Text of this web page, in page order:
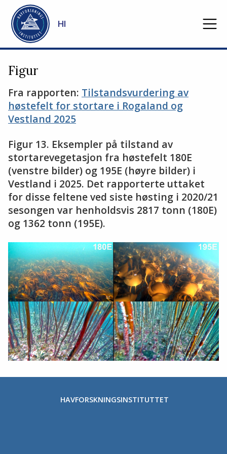
Gå til hovedinnhold
HI
Figur
Fra rapporten: Tilstandsvurdering av
høstefelt for stortare i Rogaland og
Vestland 2025
Figur 13. Eksempler på tilstand av
stortarevegetasjon fra høstefelt 180E
(venstre bilder) og 195E (høyre bilder) i
Vestland i 2025. Det rapporterte uttaket
for disse feltene ved siste høsting i 2020/21
sesongen var henholdsvis 2817 tonn (180E)
og 1362 tonn (195E).
HAVFORSKNINGSINSTITUTTET